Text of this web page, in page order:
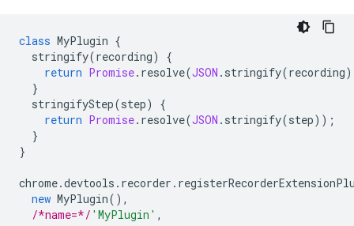
class MyPlugin {
stringify(recording)
{
return Promise. resolve(JSON . stringify(recording
}
stringifyStep(step)
{
return Promise. resolve(JSON . stringify(step));
}
}
chrome.devtools . recorder .
new MyPlugin(),
/*name=*/ 'MyPlugin' ,